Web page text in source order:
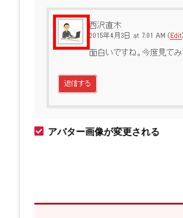
アバター画像が変更される